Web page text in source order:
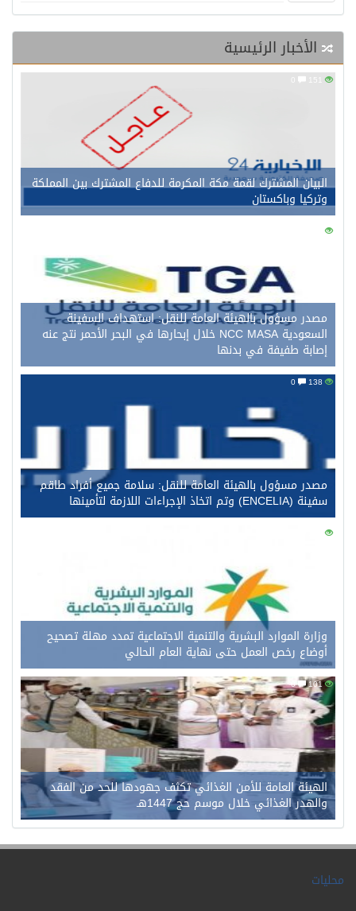
الأخبار الرئيسية
البيان المشترك لقمة مكة المكرمة للدفاع المشترك بين المملكة
وتركيا وباكستان
149
مصدر مسؤول بالهيئة العامة للنقل: استهداف السفينة
السعودية NCC MASA خلال إبحارها في البحر الأحمر نتج عنه
إصابة طفيفة في بدنها
مصدر مسؤول بالهيئة العامة للنقل: سلامة جميع أفراد طاقم
سفينة (ENCELIA) وتم اتخاذ الإجراءات اللازمة لتأمينها
121
وزارة الموارد البشرية والتنمية الاجتماعية تمدد مهلة تصحيح
أوضاع رخص العمل حتى نهاية العام الحالي
101
0
الهيئة العامة للأمن الغذائي تكثف جهودها للحد من الفقد
والهدر الغذائي خلال موسم حج 1447هـ
محليات